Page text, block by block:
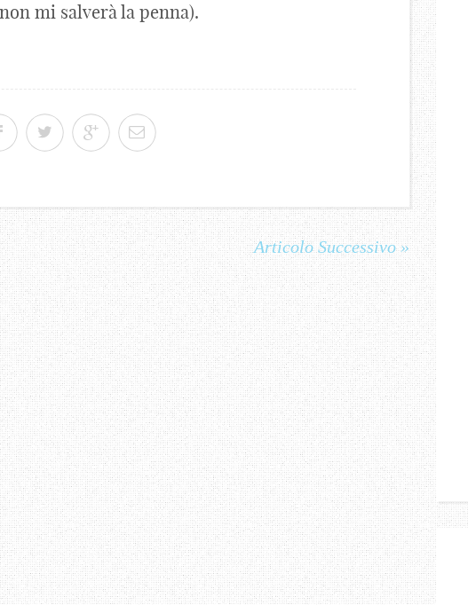
mi salverà la penna).
Articolo Successivo »